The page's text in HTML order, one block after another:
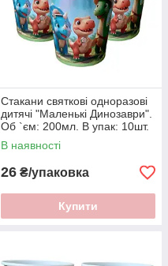
Стакани святкові одноразові
дитячі "Маленькi Динозаври".
Об `єм: 200мл. В упак: 10шт.
В наявності
26 ₴/упаковка
Купити